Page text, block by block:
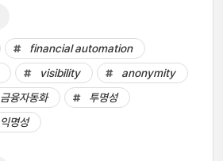
financial automation
visibility
anonymity
금융자동화
투명성
익명성